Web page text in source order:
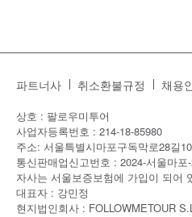
파트너사 취소환불규정 채용
상호 : 팔로우미투어
사업자등록번호 : 214-18-85980
주소: 서울특별시마포구독막로28길
통신판매업신고번호 : 2024-서울마포
자사는 서울보증보험에 가입이 되어
대표자 : 강민정
현지법인회사 : FOLLOWMETOUR